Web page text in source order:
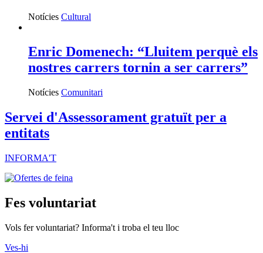
Notícies Cultural
Enric Domenech: “Lluitem perquè els
nostres carrers tornin a ser carrers”
Notícies Comunitari
Servei d'Assessorament gratuït per a
entitats
INFORMA'T
Fes voluntariat
Vols fer voluntariat? Informa't i troba el teu lloc
Ves-hi